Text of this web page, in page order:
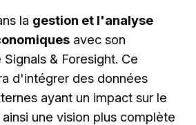
la gestion et l'analyse
avec son
& Foresight. Ce
d'intégrer des données
ayant un impact sur le
une vision plus complète